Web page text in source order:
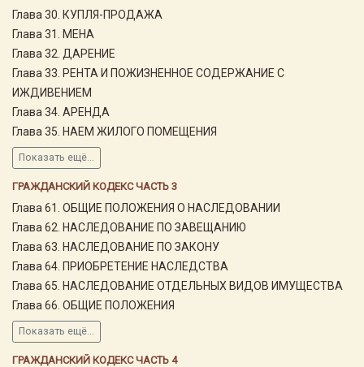
Глава 30. КУПЛЯ-ПРОДАЖА
Глава 31. МЕНА
Глава 32. ДАРЕНИЕ
Глава 33. РЕНТА И ПОЖИЗНЕННОЕ СОДЕРЖАНИЕ С
ИЖДИВЕНИЕМ
Глава 34. АРЕНДА
Глава 35. НАЕМ ЖИЛОГО ПОМЕЩЕНИЯ
Показать ещё...
ГРАЖДАНСКИЙ КОДЕКС ЧАСТЬ 3
Глава 61. ОБЩИЕ ПОЛОЖЕНИЯ О НАСЛЕДОВАНИИ
Глава 62. НАСЛЕДОВАНИЕ ПО ЗАВЕЩАНИЮ
Глава 63. НАСЛЕДОВАНИЕ ПО ЗАКОНУ
Глава 64. ПРИОБРЕТЕНИЕ НАСЛЕДСТВА
Глава 65. НАСЛЕДОВАНИЕ ОТДЕЛЬНЫХ ВИДОВ ИМУЩЕСТВА
Глава 66. ОБЩИЕ ПОЛОЖЕНИЯ
Показать ещё...
ГРАЖДАНСКИЙ КОДЕКС ЧАСТЬ 4